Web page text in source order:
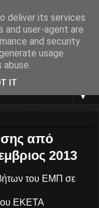
-
▼
από
2013
του ΕΜΠ σε
ΕΚΕΤΑ
deliver its services
and user-agent are
and security
usage
IT